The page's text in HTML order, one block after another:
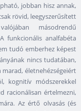
jobban hisz annak,
rövid, leegyszerűsített
másodrendű
funkcionális analfabéta
tudó emberhez képest
nincs tudatában,
életnehézségeiért
kognitív módszerekkel
racionálisan értelmezni,
Az értő olvasás (és